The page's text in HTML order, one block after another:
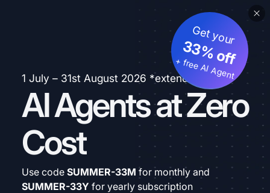
1 July – 31st August 2026 *extended
AI Agents at Zero
Cost
Get your
33% off
+ free AI Agent
Use code SUMMER-33M for monthly and
SUMMER-33Y for yearly subscription